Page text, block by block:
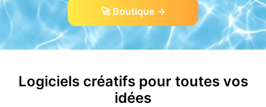
🚀 Boutique →
Logiciels créatifs pour toutes vos
idées